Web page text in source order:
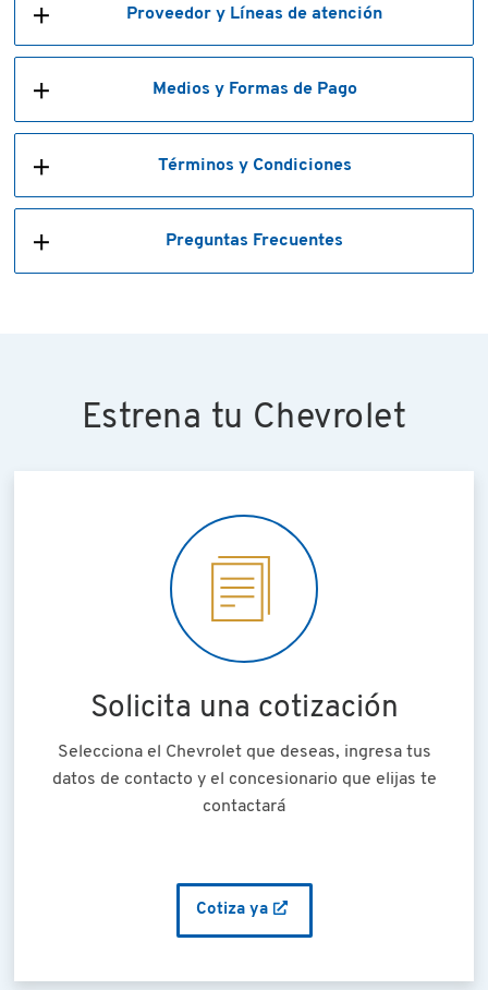
Proveedor y Líneas de atención
Medios y Formas de Pago
Términos y Condiciones
Preguntas Frecuentes
Estrena tu Chevrolet
Solicita una cotización
Selecciona el Chevrolet que deseas, ingresa tus
datos de contacto y el concesionario que elijas te
contactará
Cotiza ya